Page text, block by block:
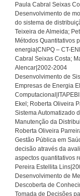
Paula Cabral Seixas
Desenvolvimento de
do sistema de
Teixeira de Almeida;
Métodos Quantitativos
energia|CNPQ – CT-
Cabral Seixas Costa;
Alencar|2002-2004
Desenvolvimento de
Empresas de Energia
Ekel; Roberta Oliveira
Sistema Automatizado
Manutenção da
Roberta Oliveira
Gestão Pública em
decisão através da
aspectos quantitativos
Pereira Estellita
Desenvolvimento de
Descoberta de
Tomada de Decisões